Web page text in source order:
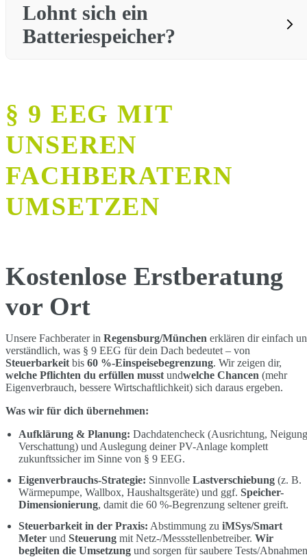
betroffen
Netzbetreiber
Steuerbox) prüft und freigibt
Lohnt sich ein
Batteriespeicher?
Autarkiegrad
§ 9 EEG MIT
UNSEREN
FACHBERATERN
UMSETZEN
Kostenlose Erstberatung
vor Ort
Unsere Fachberater in Regensburg/München erklären dir einfach
verständlich, was § 9 EEG für dein Dach bedeutet – von
Steuerbarkeit bis 60 %-Einspeisebegrenzung. Wir zeigen dir,
welche Pflichten du erfüllen musst undwelche Chancen (mehr
Eigenverbrauch, bessere Wirtschaftlichkeit) sich daraus ergeben.
Was wir für dich übernehmen:
Aufklärung & Planung: Dachdatencheck (Ausrichtung,
Verschattung) und Auslegung deiner PV-Anlage komplett
zukunftssicher im Sinne von § 9 EEG.
Eigenverbrauchs-Strategie: SinnvolleLastverschiebung (z. B.
Wärmepumpe, Wallbox, Haushaltsgeräte) und ggf.Speicher-
Dimensionierung, damit die 60 %-Begrenzung seltener greift.
Steuerbarkeit in der Praxis: Abstimmung zuiMSys/Smart
Meter undSteuerung mit Netz-/Messstellenbetreiber.Wir
begleiten die Umsetzung und sorgen für saubere Tests/